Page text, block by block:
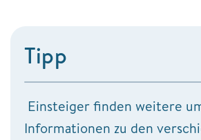
Tipp
Einsteiger finden weitere
Informationen zu den